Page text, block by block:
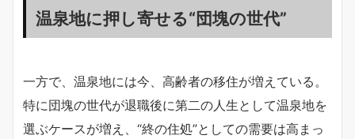
温泉地に押し寄せる“団塊の世代”
一方で、温泉地には今、高齢者の移住が増えている。
特に団塊の世代が退職後に第二の人生として温泉地を
選ぶケースが増え、“終の住処”としての需要は高まっ